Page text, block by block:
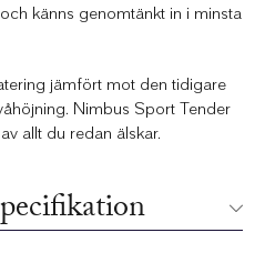
känns genomtänkt in i minsta
jämfört mot den tidigare
Nimbus Sport Tender
allt du redan älskar.